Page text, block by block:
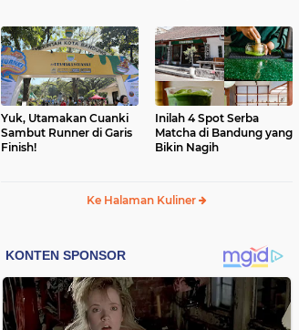
Yuk, Utamakan Cuanki
Sambut Runner di Garis
Finish!
Inilah 4 Spot Serba
Matcha di Bandung yang
Bikin Nagih
Ke Halaman Kuliner